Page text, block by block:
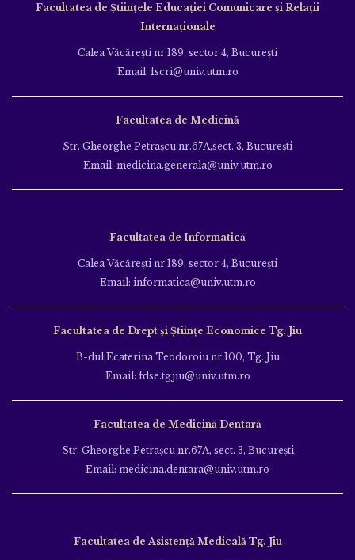
Facultatea de Ştiinţele Educației Comunicare și Relații
Internaționale
Calea Văcăreşti nr.189, sector 4, Bucureşti
Email: fscri@univ.utm.ro
Facultatea de Medicină
Str. Gheorghe Petraşcu nr.67A,sect. 3, Bucureşti
Email: medicina.generala@univ.utm.ro
Facultatea de Informatică
Calea Văcăreşti nr.189, sector 4, Bucureşti
Email: informatica@univ.utm.ro
Facultatea de Drept și Științe Economice Tg. Jiu
B-dul Ecaterina Teodoroiu nr.100, Tg. Jiu
Email: fdse.tgjiu@univ.utm.ro
Facultatea de Medicină Dentară
Str. Gheorghe Petraşcu nr.67A, sect. 3, Bucureşti
Email: medicina.dentara@univ.utm.ro
Facultatea de Asistență Medicală Tg. Jiu